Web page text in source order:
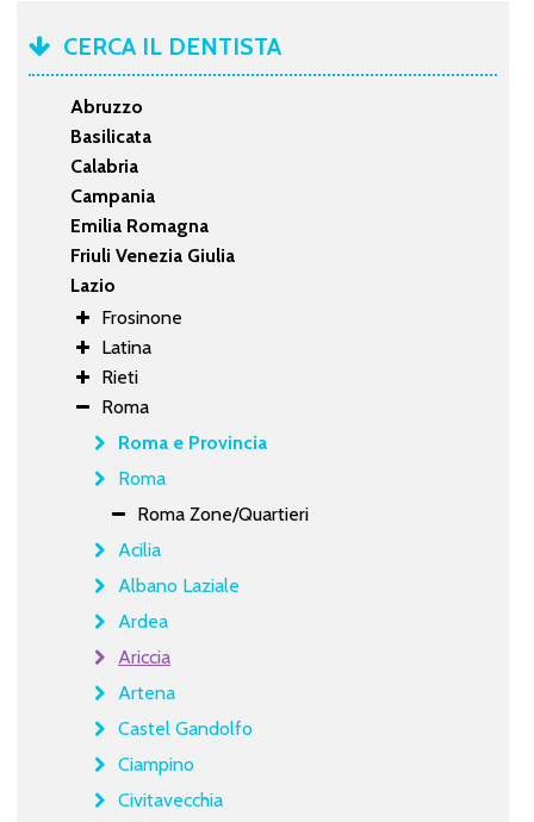
CERCA IL DENTISTA
Abruzzo
Basilicata
Calabria
Campania
Emilia Romagna
Friuli Venezia Giulia
Lazio
Frosinone
Latina
Rieti
Roma
Roma e Provincia
Roma
Roma Zone/Quartieri
Acilia
Albano Laziale
Ardea
Ariccia
Artena
Castel Gandolfo
Ciampino
Civitavecchia